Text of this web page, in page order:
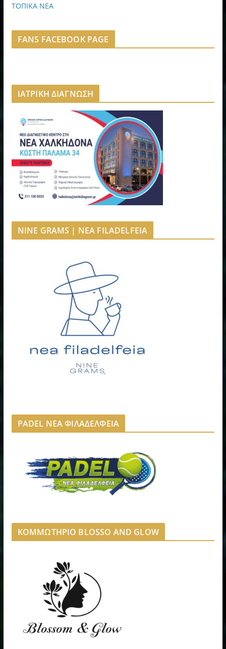
ΤΟΠΙΚΑ ΝΕΑ
FANS FACEBOOK PAGE
ΙΑΤΡΙΚΗ ΔΙΑΓΝΩΣΗ
NINE GRAMS | NEA FILADELFEIA
PADEL ΝΕΑ ΦΙΛΑΔΕΛΦΕΙΑ
ΚΟΜΜΩΤΗΡΙΟ BLOSSO AND GLOW